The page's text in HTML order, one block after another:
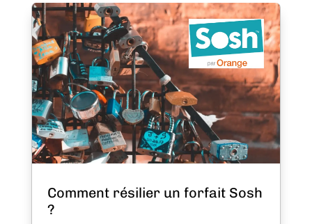
Comment résilier un forfait Sosh
?